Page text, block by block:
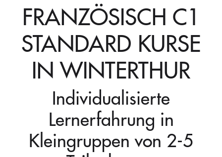
FRANZÖSISCH C1
STANDARD KURSE
IN WINTERTHUR
Individualisierte
Lernerfahrung in
Kleingruppen von 2-5